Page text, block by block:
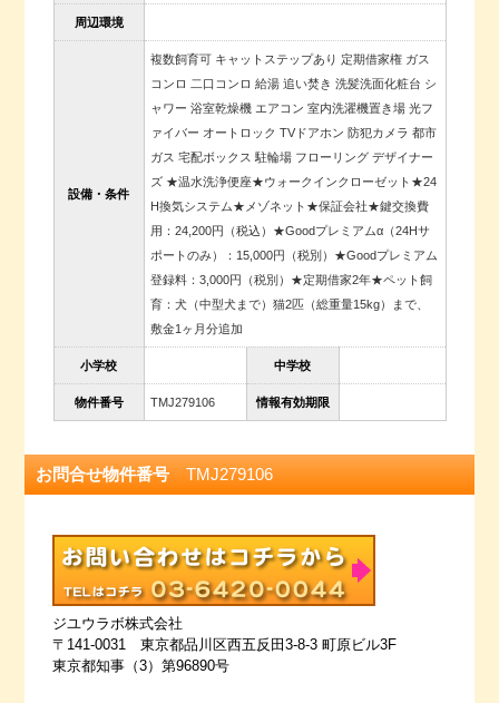
周辺環境
設備・条件
複数飼育可 キャットステップあり 定期借家権 ガス
コンロ 二口コンロ 給湯 追い焚き 洗髪洗面化粧台 シ
ャワー 浴室乾燥機 エアコン 室内洗濯機置き場 光フ
ァイバー オートロック TVドアホン 防犯カメラ 都市
ガス 宅配ボックス 駐輪場 フローリング デザイナー
ズ ★温水洗浄便座★ウォークインクローゼット★24
H換気システム★メゾネット★保証会社★鍵交換費
用：24,200円（税込）★Goodプレミアムα（24Hサ
ポートのみ）：15,000円（税別）★Goodプレミアム
登録料：3,000円（税別）★定期借家2年★ペット飼
育：犬（中型犬まで）猫2匹（総重量15kg）まで、
敷金1ヶ月分追加
小学校 中学校
物件番号 TMJ279106 情報有効期限
お問合せ物件番号TMJ279106
ジユウラボ株式会社
〒141-0031 東京都品川区西五反田3-8-3 町原ビル3F
東京都知事（3）第96890号